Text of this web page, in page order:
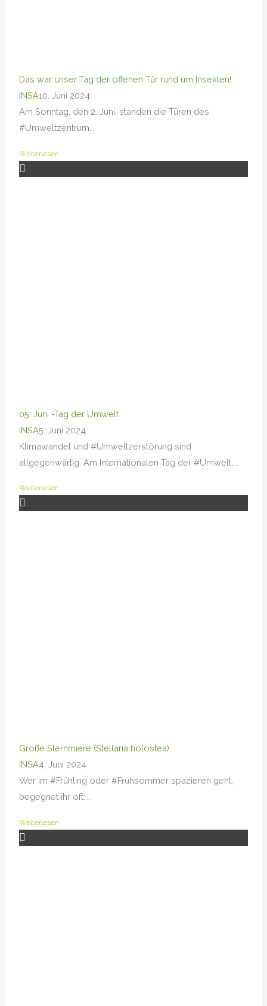
Das war unser Tag der offenen Tür rund um Insekten!
INSA10. Juni 2024
Am Sonntag, den 2. Juni, standen die Türen des
#Umweltzentrum...
Weiterlesen
05. Juni -Tag der Umwelt
INSA5. Juni 2024
Klimawandel und #Umweltzerstörung sind
allgegenwärtig. Am Internationalen Tag der #Umwelt,...
Weiterlesen
Große Sternmiere (Stellaria holostea)
INSA4. Juni 2024
Wer im #Frühling oder #Frühsommer spazieren geht,
begegnet ihr oft:...
Weiterlesen